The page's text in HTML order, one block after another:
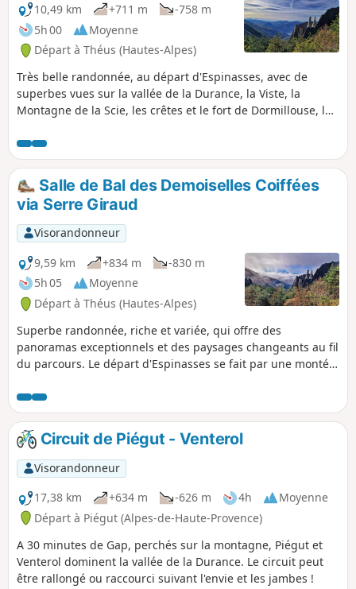
10,49 km +711 m
-758 m
5h 00
Moyenne
Départ à Théus (Hautes-Alpes)
Très belle randonnée, au départ d'Espinasses, avec de
superbes vues sur la vallée de la Durance, la Viste, la
Montagne de la Scie, les crêtes et le fort de Dormillouse, la
autres montagnes. Au départ, la montée se fait par un
agréable sentier en lacets qui permet d'observer de loin les
Demoiselles Coiffées d'Espinasses. Au niveau de Serre
Giraud, nous traversons une forêt de mélèzes
particulièrement belle en automne. En arrivant au Plan,
nous bénéficions d'une magnifique vue panoramique sur
les Demoiselles Coiffées de Théus. La plongée au pied des
géantes à travers la salle de bal est époustouflante. La
descente vers Remollon se fait via la D53 qui offre de belles
vue sur la vallée, les vignes et les vergers. La randonnée se
termine par la visite des superbes Demoiselles Coiffées de
Remollon.
Salle de Bal des Demoiselles Coiffées
via Serre Giraud
Visorandonneur
9,59 km
+834 m
-830 m
5h 05
Moyenne
Départ à Théus (Hautes-Alpes)
Superbe randonnée, riche et variée, qui offre des
panoramas exceptionnels et des paysages changeants au fil
du parcours. Le départ d'Espinasses se fait par une montée
la Durance et les montagnes environnantes. La traversée
d'une petite forêt de mélèzes est un véritable
enchantement avec les couleurs flamboyantes de l'automne.
Le point de vue du Plan offre un superbe panoramique sur
les Demoiselles Coiffées de Théus. La rencontre avec ce
phénomène géologique fascinant est un moment fort de
l’itinéraire. Le cheminement, au pied des géantes, intrigue
et donne envie de découvrir cet endroit unique. La montée
vers la cabane du Noutaret, bien que pentue, permet de se
tester à l’effort. La descente, agréable par le sentier en
lacets,offre une belle conclusion à cette aventure. Cette
randonnée parfaitement équilibrée entre effort physique et
Circuit de Piégut - Venterol
Visorandonneur
17,38 km
+634 m -626 m 4h
Moyenne
Départ à Piégut (Alpes-de-Haute-Provence)
A 30 minutes de Gap, perchés sur la montagne, Piégut et
Venterol dominent la vallée de la Durance. Le circuit peut
être rallongé ou raccourci suivant l'envie et les jambes !